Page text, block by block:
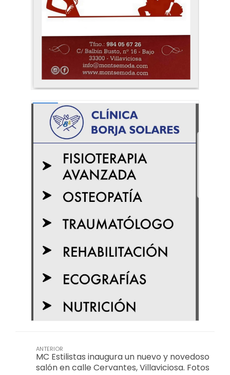
ANTERIOR
MC Estilistas inaugura un nuevo y novedoso
salón en calle Cervantes, Villaviciosa. Fotos